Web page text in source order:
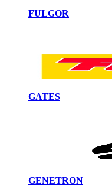
FULGOR
GATES
GENETRON